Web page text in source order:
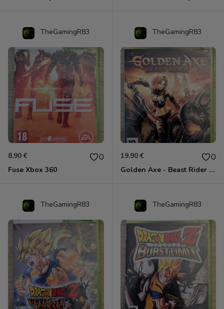
TheGamingR83
8.90 € 0
Fuse Xbox 360
TheGamingR83
19.90 € 0
Golden Axe - Beast Rider Xbox 360
TheGamingR83 TheGamingR83